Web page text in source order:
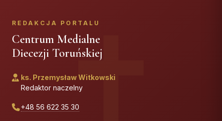
REDAKCJA PORTALU
Centrum Medialne
Diecezji Toruńskiej
ks. Przemysław Witkowski
Redaktor naczelny
+48 56 622 35 30